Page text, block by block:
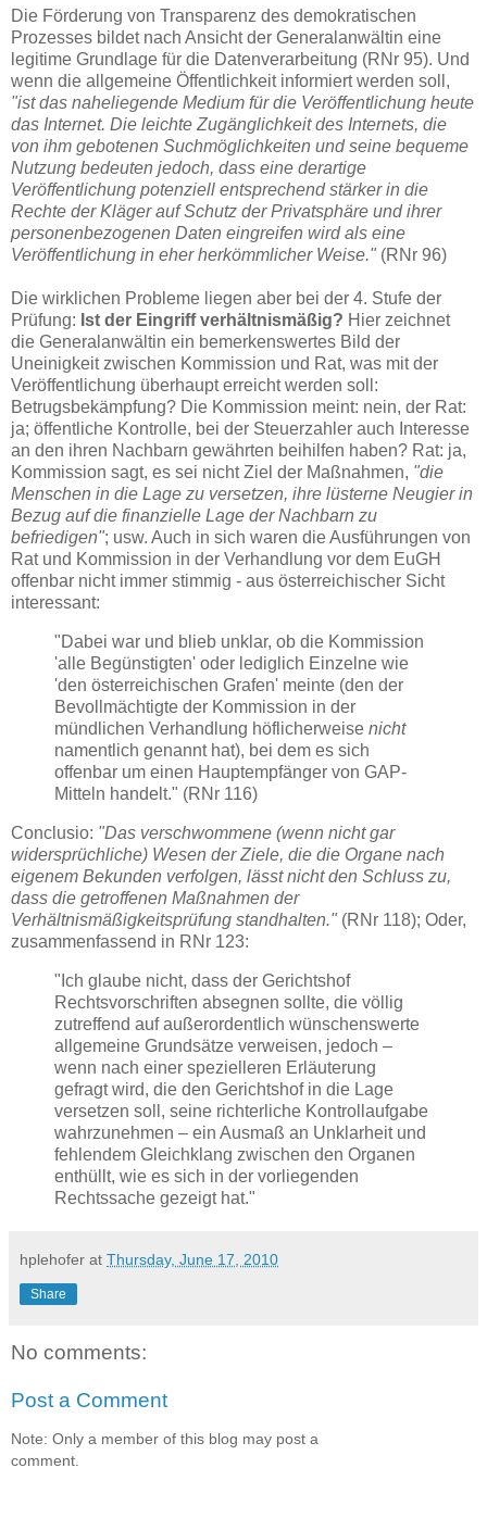
Die Förderung von Transparenz des demokratischen
Prozesses bildet nach Ansicht der Generalanwältin eine
legitime Grundlage für die Datenverarbeitung (RNr 95). Und
wenn die allgemeine Öffentlichkeit informiert werden soll,
"ist das naheliegende Medium für die Veröffentlichung heute
das Internet. Die leichte Zugänglichkeit des Internets, die
von ihm gebotenen Suchmöglichkeiten und seine bequeme
Nutzung bedeuten jedoch, dass eine derartige
Veröffentlichung potenziell entsprechend stärker in die
Rechte der Kläger auf Schutz der Privatsphäre und ihrer
personenbezogenen Daten eingreifen wird als eine
Veröffentlichung in eher herkömmlicher Weise." (RNr 96)
Die wirklichen Probleme liegen aber bei der 4. Stufe der
Prüfung: Ist der Eingriff verhältnismäßig? Hier zeichnet
die Generalanwältin ein bemerkenswertes Bild der
Uneinigkeit zwischen Kommission und Rat, was mit der
Veröffentlichung überhaupt erreicht werden soll:
Betrugsbekämpfung? Die Kommission meint: nein, der Rat:
ja; öffentliche Kontrolle, bei der Steuerzahler auch Interesse
an den ihren Nachbarn gewährten beihilfen haben? Rat: ja,
Kommission sagt, es sei nicht Ziel der Maßnahmen, "die
Menschen in die Lage zu versetzen, ihre lüsterne Neugier in
Bezug auf die finanzielle Lage der Nachbarn zu
befriedigen"; usw. Auch in sich waren die Ausführungen von
Rat und Kommission in der Verhandlung vor dem EuGH
offenbar nicht immer stimmig - aus österreichischer Sicht
interessant:
"Dabei war und blieb unklar, ob die Kommission
'alle Begünstigten' oder lediglich Einzelne wie
'den österreichischen Grafen' meinte (den der
Bevollmächtigte der Kommission in der
mündlichen Verhandlung höflicherweise nicht
namentlich genannt hat), bei dem es sich
offenbar um einen Hauptempfänger von GAP-
Mitteln handelt." (RNr 116)
Conclusio: "Das verschwommene (wenn nicht gar
widersprüchliche) Wesen der Ziele, die die Organe nach
eigenem Bekunden verfolgen, lässt nicht den Schluss zu,
dass die getroffenen Maßnahmen der
Verhältnismäßigkeitsprüfung standhalten." (RNr 118); Oder,
zusammenfassend in RNr 123:
"Ich glaube nicht, dass der Gerichtshof
Rechtsvorschriften absegnen sollte, die völlig
zutreffend auf außerordentlich wünschenswerte
allgemeine Grundsätze verweisen, jedoch –
wenn nach einer spezielleren Erläuterung
gefragt wird, die den Gerichtshof in die Lage
versetzen soll, seine richterliche Kontrollaufgabe
wahrzunehmen – ein Ausmaß an Unklarheit und
fehlendem Gleichklang zwischen den Organen
enthüllt, wie es sich in der vorliegenden
Rechtssache gezeigt hat."
hplehofer at Thursday, June 17, 2010
Share
No comments:
Post a Comment
Note: Only a member of this blog may post a
comment.